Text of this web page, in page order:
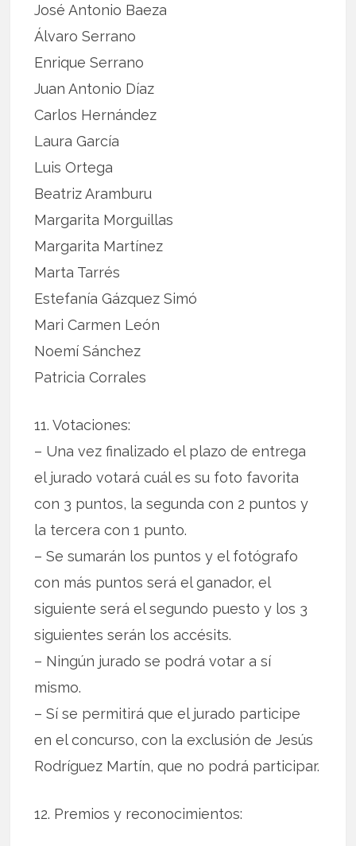
José Antonio Baeza
Álvaro Serrano
Enrique Serrano
Juan Antonio Díaz
Carlos Hernández
Laura García
Luis Ortega
Beatriz Aramburu
Margarita Morguillas
Margarita Martínez
Marta Tarrés
Estefanía Gázquez Simó
Mari Carmen León
Noemí Sánchez
Patricia Corrales
11. Votaciones:
– Una vez finalizado el plazo de entrega
el jurado votará cuál es su foto favorita
con 3 puntos, la segunda con 2 puntos y
la tercera con 1 punto.
– Se sumarán los puntos y el fotógrafo
con más puntos será el ganador, el
siguiente será el segundo puesto y los 3
siguientes serán los accésits.
– Ningún jurado se podrá votar a sí
mismo.
– Sí se permitirá que el jurado participe
en el concurso, con la exclusión de Jesús
Rodríguez Martín, que no podrá participar.
12. Premios y reconocimientos: